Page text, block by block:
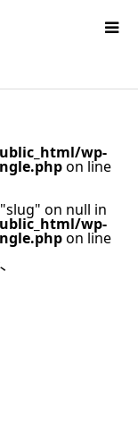
wp-
on line
on null in
wp-
on line